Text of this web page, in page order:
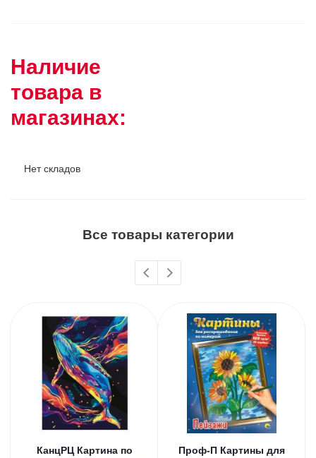
Наличие
товара в
магазинах:
Нет складов
Все товары категории
КанцРЦ Картина по
Проф-П Картины для